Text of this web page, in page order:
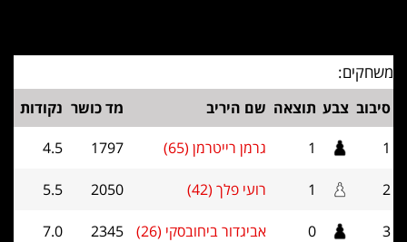
משחקים:
סיבוב צבע תוצאה שם היריב מד כושר נקודות
1
1 גרמן רייטרמן (65) 1797
4.5
2
1 רועי פלך (42) 2050
5.5
3
0 אביגדור ביחובסקי (26) 2345
7.0